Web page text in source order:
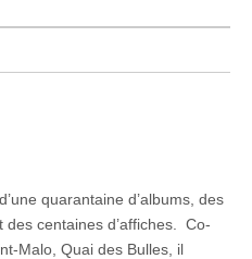
Vivre
quarantaine d’albums, des
centaines d’affiches. Co-
Malo, Quai des Bulles, il